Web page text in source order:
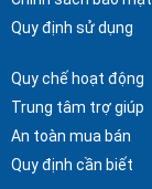
Quy định sử dụng
Quy chế hoạt động
Trung tâm trợ giúp
An toàn mua bán
Quy định cần biết